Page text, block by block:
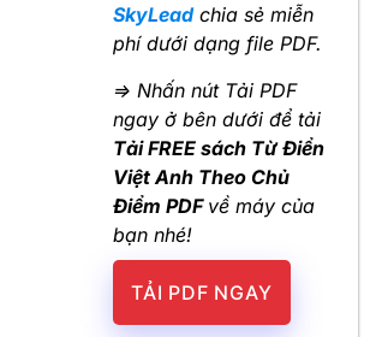
SkyLeadchia sẻ miễn
phí dưới dạng file PDF.
=> Nhấn nút Tải PDF
ngay ở bên dưới để tải
Tải FREE sách Từ Điển
Việt Anh Theo Chủ
Điểm PDF về máy của
bạn nhé!
TẢI PDF NGAY